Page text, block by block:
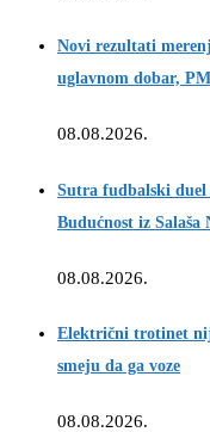
Novi rezultati
uglavnom dobar,
08.08.2026.
Sutra fudbalski
Budućnost iz Salaša
08.08.2026.
Električni trotinet
smeju da ga voze
08.08.2026.